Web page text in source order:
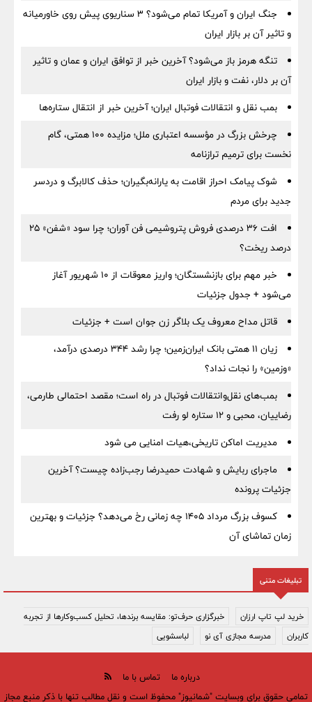
جنگ ایران و آمریکا تمام می‌شود؟ ۳ سناریوی پیش روی خاورمیانه
و تاثیر آن بر بازار ایران
تنگه هرمز باز می‌شود؟ آخرین خبر از توافق ایران و عمان و تاثیر
آن بر دلار، نفت و بازار ایران
بمب نقل‌ و انتقالات فوتبال ایران؛ آخرین خبر از انتقال ستاره‌ها
چرخش بزرگ در مؤسسه اعتباری ملل؛ مزایده ۱۰۰ همتی، گام
نخست برای ترمیم ترازنامه
شوک پیامک احراز اقامت به یارانه‌بگیران؛ حذف کالابرگ و دردسر
جدید برای مردم
افت ۳۶ درصدی فروش پتروشیمی فن آوران؛ چرا سود «شفن» ۲۵
درصد ریخت؟
خبر مهم برای بازنشستگان؛ واریز معوقات از ۱۰ شهریور آغاز
می‌شود + جدول جزئیات
قاتل مداح معروف یک بلاگر زن جوان است + جزئیات
زیان ۱۱ همتی بانک ایران‌زمین؛ چرا رشد ۳۴۴ درصدی درآمد،
«وزمین» را نجات نداد؟
بمب‌های نقل‌وانتقالات فوتبال در راه است؛ مقصد احتمالی طارمی،
رضاییان، محبی و ۱۲ ستاره لو رفت
مدیریت اماکن تاریخی،هیات امنایی می شود
ماجرای ربایش و شهادت حمیدرضا رجب‌زاده چیست؟ آخرین
جزئیات پرونده
کسوف بزرگ مرداد ۱۴۰۵ چه زمانی رخ می‌دهد؟ جزئیات و بهترین
زمان تماشای آن
تبلیغات متنی
خرید لپ تاپ ارزان
خبرگزاری حرف‌تو: مقایسه برندها، تحلیل کسب‌وکارها از تجربه
کاربران
مدرسه مجازی آی نو لباسشویی
درباره ما
تماس با ما
تمامی حقوق برای وبسایت "شمانیوز" محفوظ است و نقل مطالب تنها با ذکر منبع مجاز